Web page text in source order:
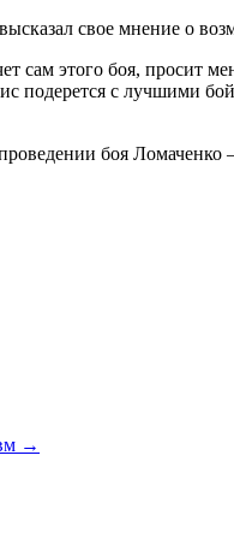
свое мнение о
этого боя, просит
с лучшими
боя Ломаченко
→